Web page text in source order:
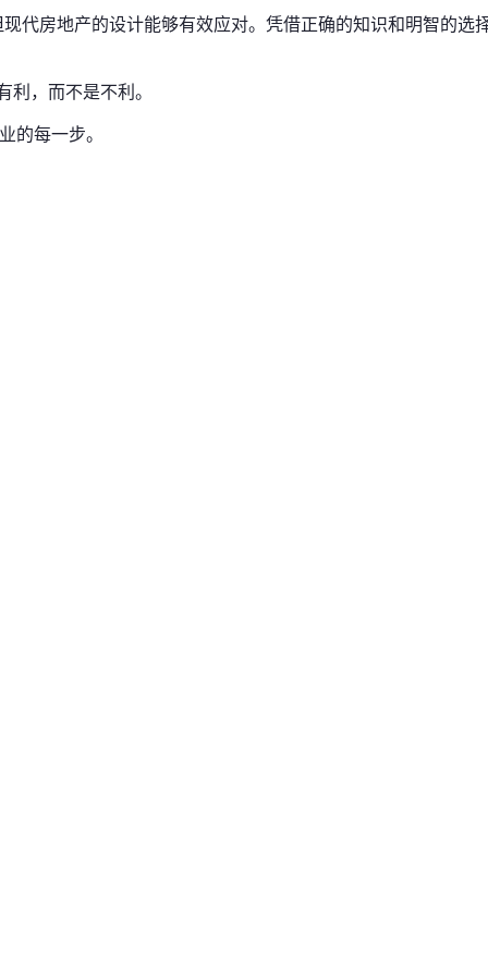
房地产的设计能够有效应对。凭借正确的知识和明智的选
，而不是不利。
的每一步。